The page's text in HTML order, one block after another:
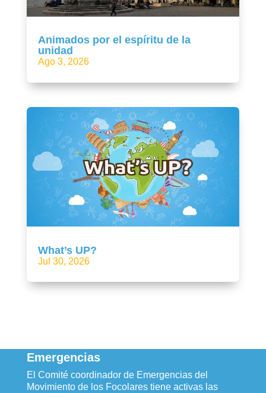
Animados por el espíritu de la
unidad
Ago 3, 2026
What’s UP?
Jul 30, 2026
Emergencias
El Comité coordinador de Emergencias del
Movimiento de los Focolares tiene activas las